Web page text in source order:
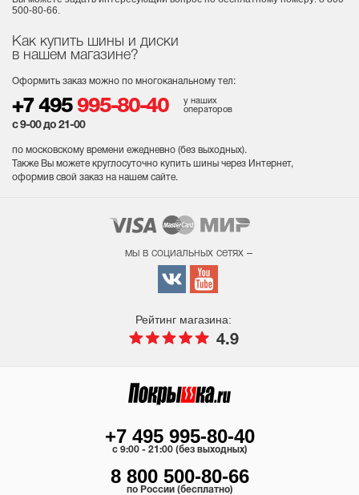
Как купить шины и диски
в нашем магазине?
Оформить заказ можно по многоканальному тел:
+7 495 995-80-40
у наших
операторов
с 9-00 до 21-00
по московскому времени ежедневно (без выходных).
Также Вы можете круглосуточно купить шины через Интернет,
оформив свой заказ на нашем сайте.
500-80-66.
мы в социальных сетях –
Рейтинг магазина:
4.9
+7 495 995-80-40
c 9:00 - 21:00 (без выходных)
8 800 500-80-66
по России (бесплатно)